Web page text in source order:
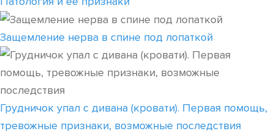
Защемление нерва в спине под лопаткой
Грудничок упал с дивана (кровати). Первая помощь,
тревожные признаки, возможные последствия